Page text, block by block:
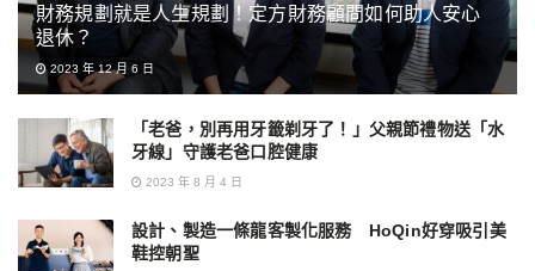
財務規劃就是人生規劃！定方財務顧問如何助人安心
退休？
2023 年 12 月 6 日
「老爸，別再用牙籤剃牙了！」父親節禮物送「水
牙線」守護老爸口腔健康
2023 年 8 月 4 日
設計、製造一條龍客製化服務 HoQin好穿吸引美
鞋控朝聖